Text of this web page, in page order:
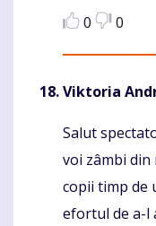
0
0
Viktoria
Komentaras
Salut
voi zâmbi din
copii timp de
efortul de a-l